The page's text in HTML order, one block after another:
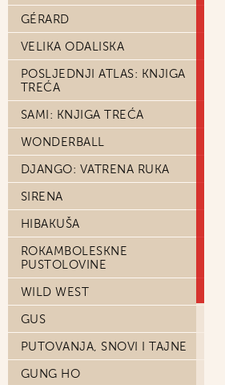
GÉRARD
VELIKA ODALISKA
POSLJEDNJI ATLAS: KNJIGA
TREĆA
SAMI: KNJIGA TREĆA
WONDERBALL
DJANGO: VATRENA RUKA
SIRENA
HIBAKUŠA
ROKAMBOLESKNE
PUSTOLOVINE
WILD WEST
GUS
PUTOVANJA, SNOVI I TAJNE
GUNG HO